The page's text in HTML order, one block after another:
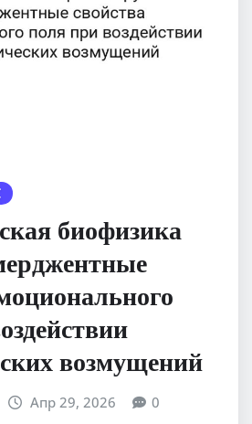
биофизика
возмущений
Апр 29, 2026 0